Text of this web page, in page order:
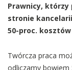
Prawnicy,
stronie
50-proc.
Twórcza praca
odliczamy bowiem